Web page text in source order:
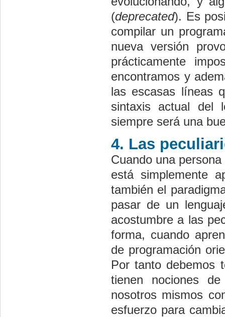
(deprecated). Es
compilar un
nueva versión
prácticamente
encontramos y
las escasas líneas
sintaxis actual del
siempre será una
4. Las
Cuando una
está simplemente
también el
pasar de un
acostumbre a las
forma, cuando
de programación
Por tanto debemos
tienen nociones
nosotros mismos
esfuerzo para